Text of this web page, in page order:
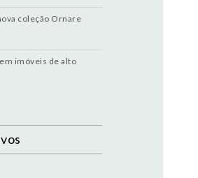
coleção Ornare
imóveis de alto